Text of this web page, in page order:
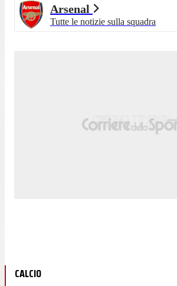
Arsenal
Tutte le notizie sulla squadra
CALCIO